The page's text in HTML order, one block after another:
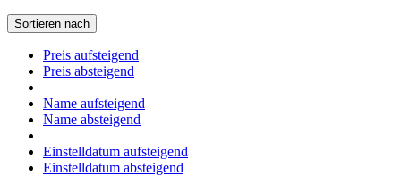
Sortieren nach
Preis aufsteigend
Preis absteigend
Name aufsteigend
Name absteigend
Einstelldatum aufsteigend
Einstelldatum absteigend